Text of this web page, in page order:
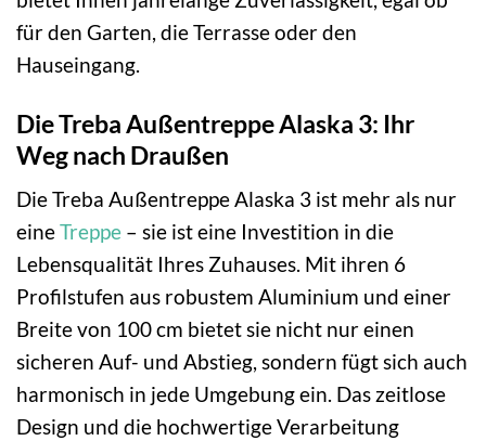
für den Garten, die Terrasse oder den
Hauseingang.
Die Treba Außentreppe Alaska 3: Ihr
Weg nach Draußen
Die Treba Außentreppe Alaska 3 ist mehr als nur
eineTreppe – sie ist eine Investition in die
Lebensqualität Ihres Zuhauses. Mit ihren 6
Profilstufen aus robustem Aluminium und einer
Breite von 100 cm bietet sie nicht nur einen
sicheren Auf- und Abstieg, sondern fügt sich auch
harmonisch in jede Umgebung ein. Das zeitlose
Design und die hochwertige Verarbeitung